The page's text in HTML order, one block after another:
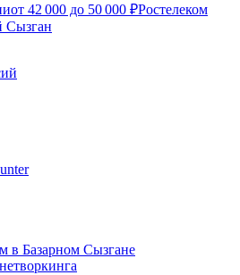
от 42 000 до 50 000 ₽Ростелеком
Сызган
в Базарном Сызгане